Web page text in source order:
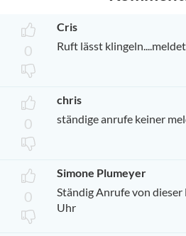
0
Cris
Ruft lässt
0
chris
ständige anrufe keiner
0
Simone Plumeyer
Ständig Anrufe von
Uhr